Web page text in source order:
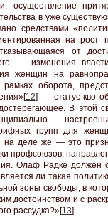
осуществление
в уже
средствами
на рост
от
— изменения
женщин на
оборота,
12] — статус-кво
В этой
групп для
на деле же — это
профсоюзов,
Олаф Радке должен
ли такая
зоны свободы, в
достоинством и с
рассудка?»[13]